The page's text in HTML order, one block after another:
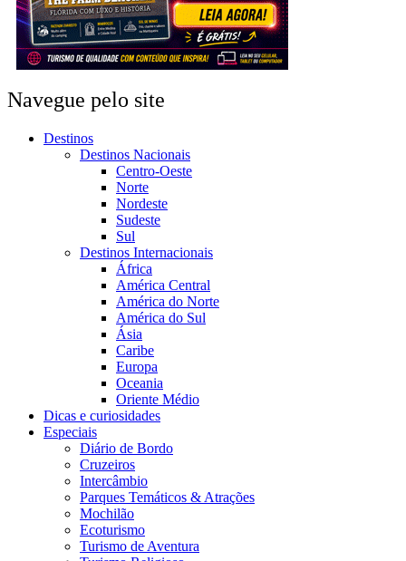
Navegue pelo site
Destinos
Destinos Nacionais
Centro-Oeste
Norte
Nordeste
Sudeste
Sul
Destinos Internacionais
África
América Central
América do Norte
América do Sul
Ásia
Caribe
Europa
Oceania
Oriente Médio
Dicas e curiosidades
Especiais
Diário de Bordo
Cruzeiros
Intercâmbio
Parques Temáticos & Atrações
Mochilão
Ecoturismo
Turismo de Aventura